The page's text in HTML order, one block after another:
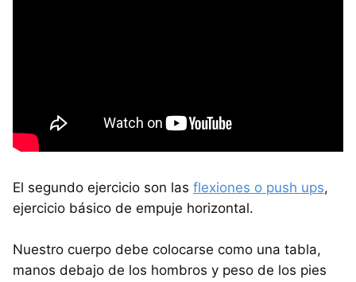
El segundo ejercicio son las flexiones o push ups,
ejercicio básico de empuje horizontal.
Nuestro cuerpo debe colocarse como una tabla,
manos debajo de los hombros y peso de los pies